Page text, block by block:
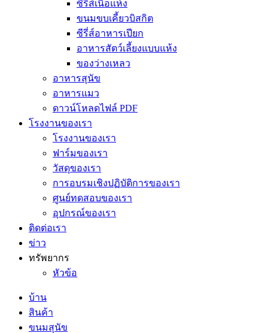
ซีรีส์เนื้อแห้ง
ขนมขบเคี้ยวบิสกิต
ซีรี่ส์อาหารเปียก
อาหารสัตว์เลี้ยงแบบแห้ง
ของว่างเหลว
อาหารสุนัข
อาหารแมว
ดาวน์โหลดไฟล์ PDF
โรงงานของเรา
โรงงานของเรา
ฟาร์มของเรา
วัสดุของเรา
การอบรมเชิงปฏิบัติการของเรา
ศูนย์ทดสอบของเรา
อุปกรณ์ของเรา
ติดต่อเรา
ข่าว
ทรัพยากร
หัวข้อ
บ้าน
สินค้า
ขนมสุนัข